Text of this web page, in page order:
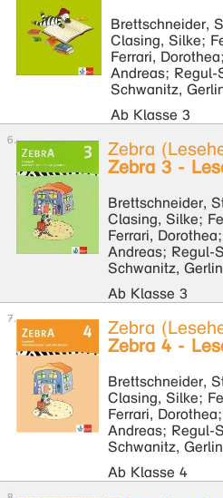
Brettschneider,
Clasing, Silke;
Ferrari,
Andreas; Regul-
Schwanitz,
Ab Klasse 3
Zebra
Zebra 3 -
Brettschneider,
Clasing, Silke;
Ferrari,
Andreas; Regul-
Schwanitz,
Ab Klasse 3
Zebra
Zebra 4 -
Brettschneider,
Clasing, Silke;
Ferrari,
Andreas; Regul-
Schwanitz,
Ab Klasse 4